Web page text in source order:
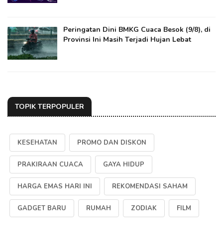
Peringatan Dini BMKG Cuaca Besok (9/8), di
Provinsi Ini Masih Terjadi Hujan Lebat
TOPIK TERPOPULER
KESEHATAN PROMO DAN DISKON
PRAKIRAAN CUACA GAYA HIDUP
HARGA EMAS HARI INI REKOMENDASI SAHAM
GADGET BARU RUMAH ZODIAK FILM